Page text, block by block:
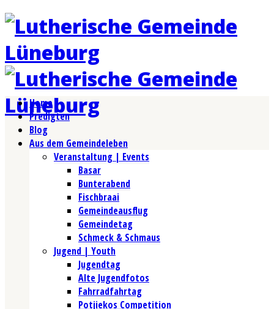
Home
Predigten
Blog
Aus dem Gemeindeleben
Veranstaltung | Events
Basar
Bunterabend
Fischbraai
Gemeindeausflug
Gemeindetag
Schmeck & Schmaus
Jugend | Youth
Jugendtag
Alte Jugendfotos
Fahrradfahrtag
Potjiekos Competition